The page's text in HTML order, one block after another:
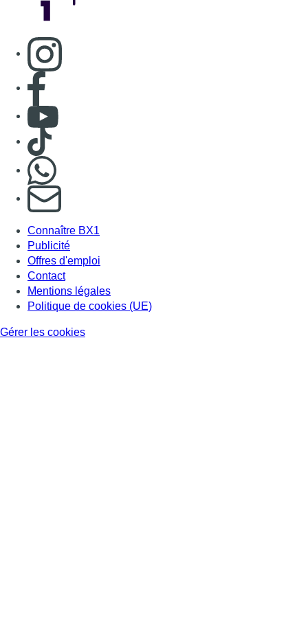
Consulter page Instagram
Consulter page Facebook
Consulter Youtube
Consulter TikTok
S'abonner à notre newsletter
Connaître BX1
Publicité
Offres d'emploi
Contact
Mentions légales
Politique de cookies (UE)
Gérer les cookies